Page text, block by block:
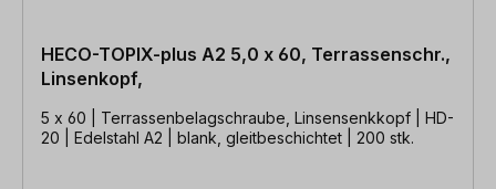
HECO-TOPIX-plus A2 5,0 x 60, Terrassenschr.,
Linsenkopf,
5 x 60 | Terrassenbelagschraube, Linsensenkkopf | HD-
20 | Edelstahl A2 | blank, gleitbeschichtet | 200 stk.